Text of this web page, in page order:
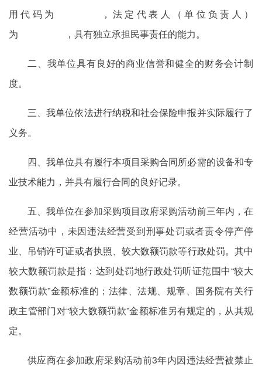
用代码为 ，法定代表人（单位负责人）
为 ，具有独立承担民事责任的能力。
二、我单位具有良好的商业信誉和健全的财务会计制
度。
三、我单位依法进行纳税和社会保险申报并实际履行了
义务。
四、我单位具有履行本项目采购合同所必需的设备和专
业技术能力，并具有履行合同的良好记录。
五、我单位在参加采购项目政府采购活动前三年内，在
经营活动中，未因违法经营受到刑事处罚或者责令停产停
业、吊销许可证或者执照、较大数额罚款等行政处罚。其中
较大数额罚款是指：达到处罚地行政处罚听证范围中“较大
数额罚款”金额标准的；法律、法规、规章、国务院有关行
政主管部门对“较大数额罚款”金额标准另有规定的，从其规
定。
供应商在参加政府采购活动前3年内因违法经营被禁止